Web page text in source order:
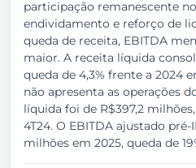
participação remanescente
endividamento e reforço de
queda de receita, EBITDA
maior. A receita líquida
queda de 4,3% frente a 2024
não apresenta as operações
líquida foi de R$397,2
4T24. O EBITDA ajustado pré-
milhões em 2025, queda de